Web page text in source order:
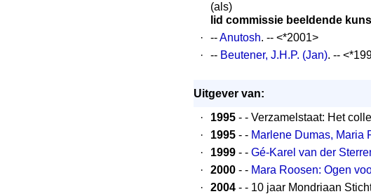
(als)
lid commissie beeldende
·
--Anutosh. -- <*2001>
·
-- Beutener, J.H.P. (Jan). --
Uitgever van:
·
1995 - - Verzamelstaat: Het
·
1995 - - Marlene Dumas, Maria
·
1999 - - Gé-Karel van der
·
2000 - - Mara Roosen: Ogen
·
2004 - - 10 jaar Mondriaan